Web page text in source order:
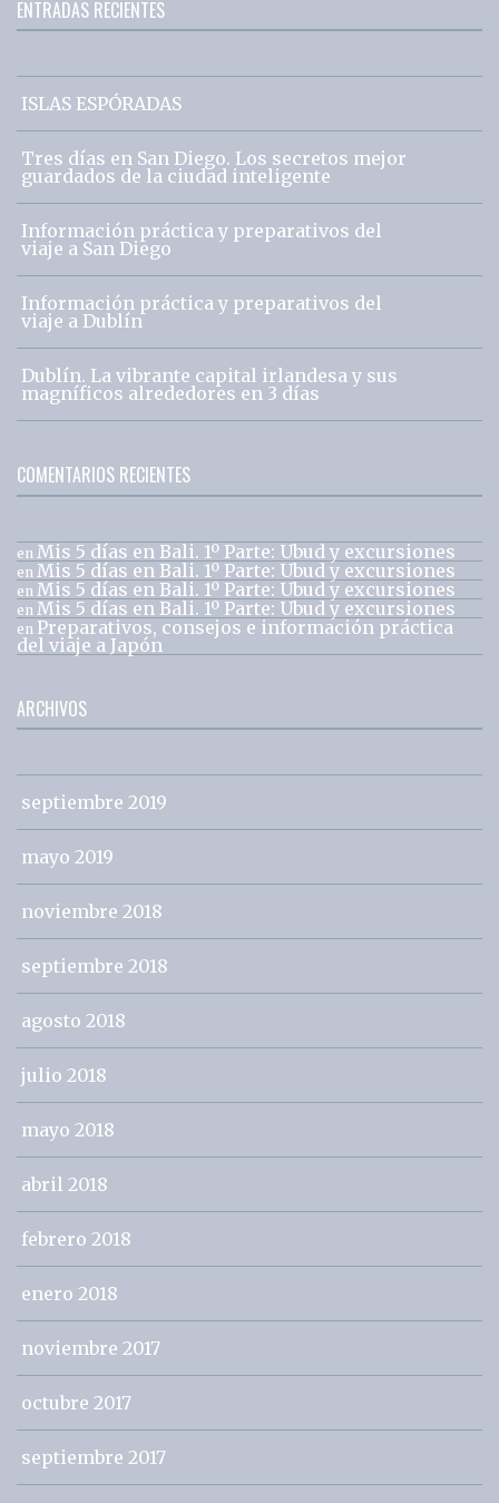
ENTRADAS RECIENTES
ISLAS ESPÓRADAS
Tres días en San Diego. Los secretos mejor
guardados de la ciudad inteligente
Información práctica y preparativos del
viaje a San Diego
Información práctica y preparativos del
viaje a Dublín
Dublín. La vibrante capital irlandesa y sus
magníficos alrededores en 3 días
COMENTARIOS RECIENTES
en Mis 5 días en Bali. 1º Parte: Ubud y excursiones
en Mis 5 días en Bali. 1º Parte: Ubud y excursiones
en Mis 5 días en Bali. 1º Parte: Ubud y excursiones
en Mis 5 días en Bali. 1º Parte: Ubud y excursiones
en Preparativos, consejos e información práctica
del viaje a Japón
ARCHIVOS
septiembre 2019
mayo 2019
noviembre 2018
septiembre 2018
agosto 2018
julio 2018
mayo 2018
abril 2018
febrero 2018
enero 2018
noviembre 2017
octubre 2017
septiembre 2017